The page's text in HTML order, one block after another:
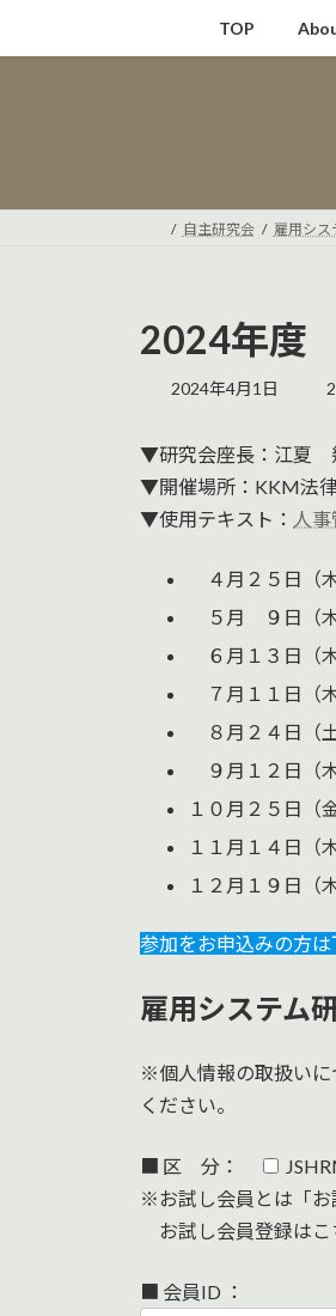
キ
に
TOP
自主研究会 雇用シス
2024年度
2024年4月1日
:
▼研究会座長：江夏
▼開催場所：KKM法
▼使用テキスト： 人
４月２５日（
５月 ９日（
６月１３日（
７月１１日（
８月２４日（
９月１２日（
１０月２５日
１１月１４日
１２月１９日
参加をお申込みの方は
雇用システム
※個人情報の取扱いに
ください。
■ 区 分：
※お試し会員とは「お
お試し会員登録は
■ 会員ID ：